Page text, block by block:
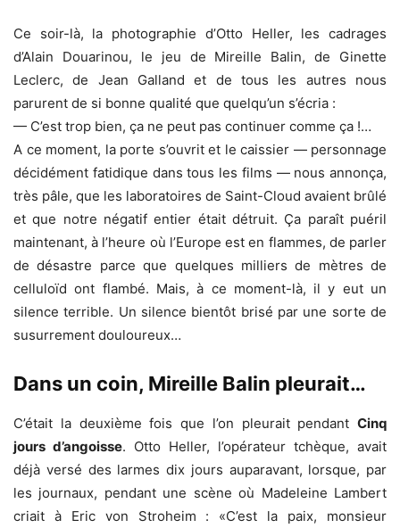
Ce soir-là, la photographie d’Otto Heller, les cadrages
d’Alain Douarinou, le jeu de Mireille Balin, de Ginette
Leclerc, de Jean Galland et de tous les autres nous
parurent de si bonne qualité que quelqu’un s’écria :
— C’est trop bien, ça ne peut pas continuer comme ça !…
A ce moment, la porte s’ouvrit et le caissier — personnage
décidément fatidique dans tous les films — nous annonça,
très pâle, que les laboratoires de Saint-Cloud avaient brûlé
et que notre négatif entier était détruit. Ça paraît puéril
maintenant, à l’heure où l’Europe est en flammes, de parler
de désastre parce que quelques milliers de mètres de
celluloïd ont flambé. Mais, à ce moment-là, il y eut un
silence terrible. Un silence bientôt brisé par une sorte de
susurrement douloureux…
Dans un coin, Mireille Balin pleurait…
C’était la deuxième fois que l’on pleurait pendant Cinq
jours d’angoisse. Otto Heller, l’opérateur tchèque, avait
déjà versé des larmes dix jours auparavant, lorsque, par
les journaux, pendant une scène où Madeleine Lambert
criait à Eric von Stroheim : «C’est la paix, monsieur